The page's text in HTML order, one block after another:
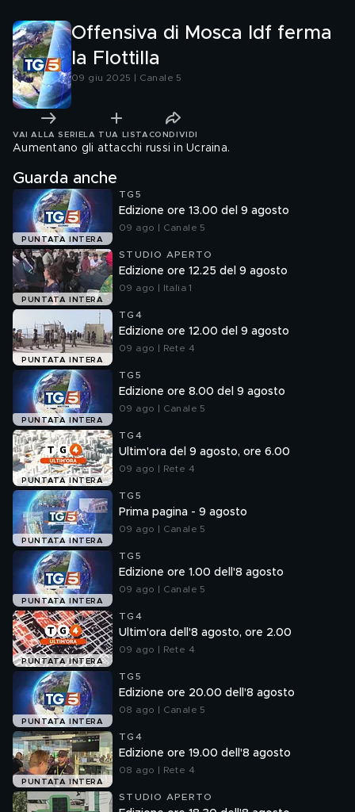
Offensiva di Mosca Idf ferma
la Flottilla
09 giu 2025 | Canale 5
VAI ALLA SERIE LA TUA LISTA CONDIVIDI
Aumentano gli attacchi russi in Ucraina.
Guarda anche
PUNTATA INTERA
TG5
Edizione ore 13.00 del 9 agosto
09 ago | Canale 5
PUNTATA INTERA
STUDIO APERTO
Edizione ore 12.25 del 9 agosto
09 ago | Italia 1
PUNTATA INTERA
TG4
Edizione ore 12.00 del 9 agosto
09 ago | Rete 4
PUNTATA INTERA
TG5
Edizione ore 8.00 del 9 agosto
09 ago | Canale 5
PUNTATA INTERA
TG4
Ultim'ora del 9 agosto, ore 6.00
09 ago | Rete 4
PUNTATA INTERA
TG5
Prima pagina - 9 agosto
09 ago | Canale 5
PUNTATA INTERA
TG5
Edizione ore 1.00 dell'8 agosto
09 ago | Canale 5
PUNTATA INTERA
TG4
Ultim'ora dell'8 agosto, ore 2.00
09 ago | Rete 4
PUNTATA INTERA
TG5
Edizione ore 20.00 dell'8 agosto
08 ago | Canale 5
PUNTATA INTERA
TG4
Edizione ore 19.00 dell'8 agosto
08 ago | Rete 4
STUDIO APERTO